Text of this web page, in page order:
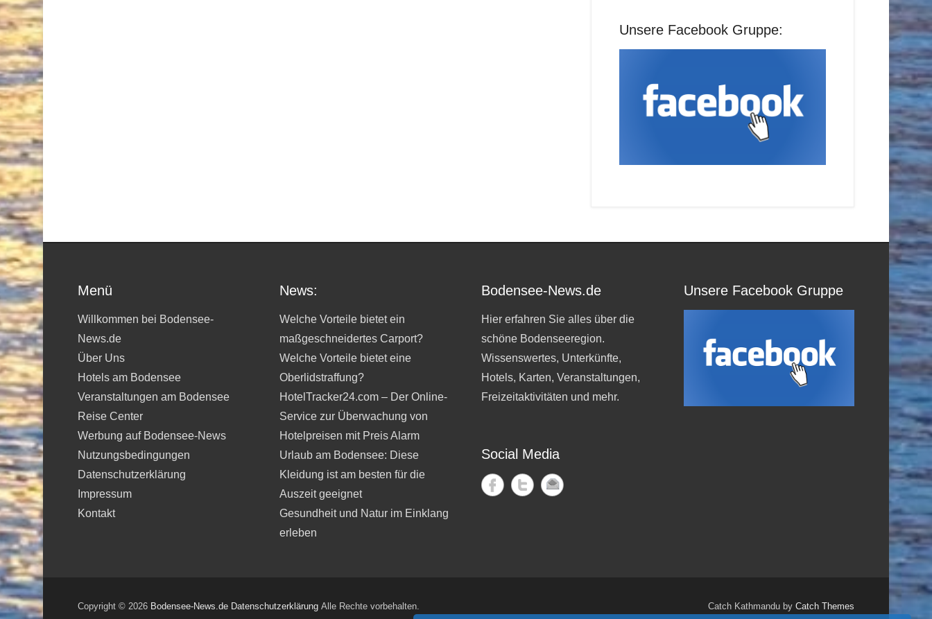
Unsere Facebook Gruppe:
Menü
Willkommen bei Bodensee-
News.de
Über Uns
Hotels am Bodensee
Veranstaltungen am Bodensee
Reise Center
Werbung auf Bodensee-News
Nutzungsbedingungen
Datenschutzerklärung
Impressum
Kontakt
News:
Welche Vorteile bietet ein
maßgeschneidertes Carport?
Welche Vorteile bietet eine
Oberlidstraffung?
HotelTracker24.com – Der Online-
Service zur Überwachung von
Hotelpreisen mit Preis Alarm
Urlaub am Bodensee: Diese
Kleidung ist am besten für die
Auszeit geeignet
Gesundheit und Natur im Einklang
erleben
Bodensee-News.de
Hier erfahren Sie alles über die
schöne Bodenseeregion.
Wissenswertes, Unterkünfte,
Hotels, Karten, Veranstaltungen,
Freizeitaktivitäten und mehr.
Social Media
Unsere Facebook Gruppe
Copyright © 2026 Bodensee-News.de Datenschutzerklärung Alle Rechte vorbehalten. Catch Kathmandu by Catch Themes